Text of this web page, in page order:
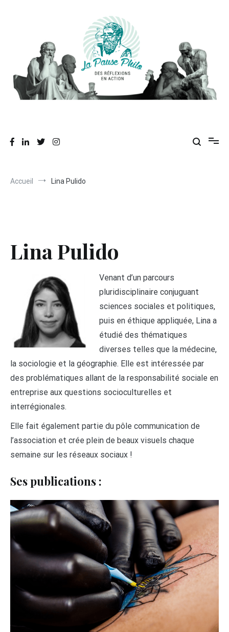
Accueil Lina Pulido
Lina Pulido
Venant d’un parcours
pluridisciplinaire conjuguant
sciences sociales et politiques,
puis en éthique appliquée, Lina a
étudié des thématiques
diverses telles que la médecine,
la sociologie et la géographie. Elle est intéressée par
des problématiques allant de la responsabilité sociale en
entreprise aux questions socioculturelles et
interrégionales.
Elle fait également partie du pôle communication de
l’association et crée plein de beaux visuels chaque
semaine sur les réseaux sociaux !
Ses publications :